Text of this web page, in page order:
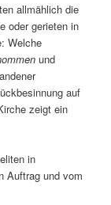
allmählich die
oder gerieten in
Welche
und
auf
zeigt ein
in
Auftrag und vom